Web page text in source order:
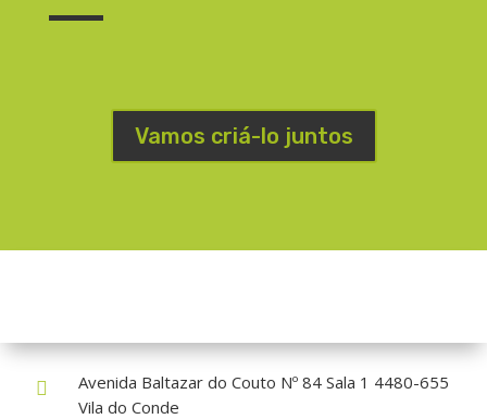
Vamos criá-lo juntos

Avenida Baltazar do Couto Nº 84 Sala 1 4480-655
Vila do Conde